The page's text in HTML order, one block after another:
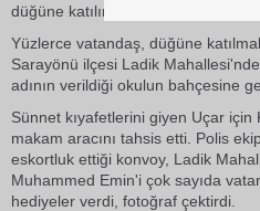
düğüne katılım çağrısı yaptı.
Yüzlerce vatandaş, düğüne
Sarayönü ilçesi Ladik
adının verildiği okulun bahçesine
Sünnet kıyafetlerini giyen Uçar
makam aracını tahsis etti. Polis
eskortluk ettiği konvoy, Ladik
Muhammed Emin'i çok sayıda
hediyeler verdi, fotoğraf çektirdi.